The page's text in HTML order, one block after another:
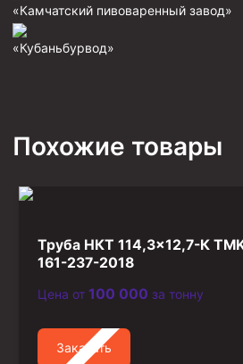
Фрезеры пилотные
Райберы конусные
Ключи
Колокола ловильные
Быстроразъёмные соединения
Рукава буровые
Стропы
«Камчатский пивоваренный завод»
«Кубаньбурвод»
Похожие товары
Труба НКТ 114,3×12,7-К
161-237-2018
Цена от 100 000 за тонну
Заказать